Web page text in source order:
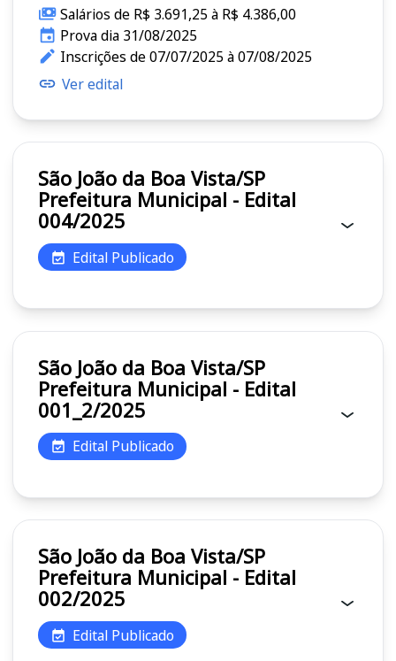
Salários de R$ 3.691,25 à R$ 4.386,00
Prova dia 31/08/2025
Inscrições de 07/07/2025 à 07/08/2025
Ver edital
São João da Boa Vista/SP
Prefeitura Municipal - Edital
004/2025
Edital Publicado
São João da Boa Vista/SP
Prefeitura Municipal - Edital
001_2/2025
Edital Publicado
São João da Boa Vista/SP
Prefeitura Municipal - Edital
002/2025
Edital Publicado